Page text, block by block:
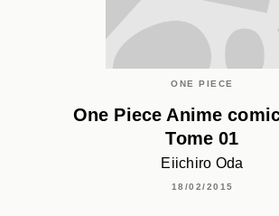
ONE PIECE
One Piece Anime
Tome 01
Eiichiro Oda
18/02/2015